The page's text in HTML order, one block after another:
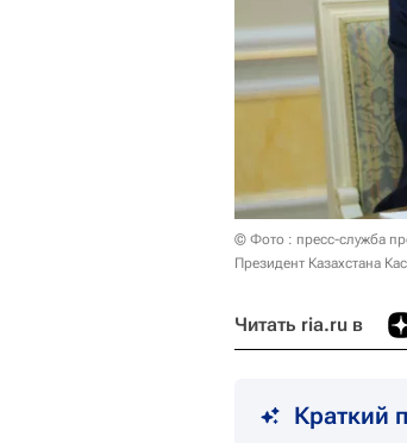
© Фото : пресс-служба
Президент Казахстана
Читать ria.ru в
Краткий